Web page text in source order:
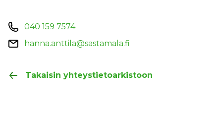
040 159 7574
hanna.anttila@sastamala.fi
Takaisin yhteystietoarkistoon